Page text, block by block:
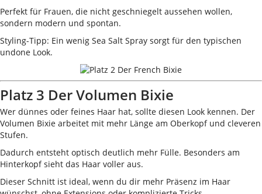
Perfekt für Frauen, die nicht geschniegelt aussehen wollen,
sondern modern und spontan.
Styling-Tipp: Ein wenig Sea Salt Spray sorgt für den typischen
undone Look.
Platz 3 Der Volumen Bixie
Wer dünnes oder feines Haar hat, sollte diesen Look kennen. Der
Volumen Bixie arbeitet mit mehr Länge am Oberkopf und cleveren
Stufen.
Dadurch entsteht optisch deutlich mehr Fülle. Besonders am
Hinterkopf sieht das Haar voller aus.
Dieser Schnitt ist ideal, wenn du dir mehr Präsenz im Haar